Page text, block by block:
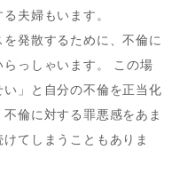
夫婦もいます。
発散するために、不倫に
っしゃいます。 この場
」と自分の不倫を正当化
倫に対する罪悪感をあま
てしまうこともありま